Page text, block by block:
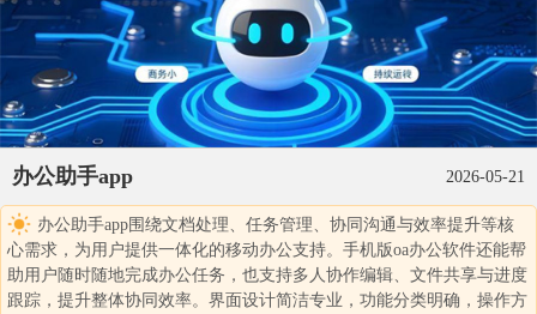
办公助手app 2026-05-21
办公助手app围绕文档处理、任务管理、协同沟通与效率提升等核
心需求，为用户提供一体化的移动办公支持。手机版oa办公软件还能帮
助用户随时随地完成办公任务，也支持多人协作编辑、文件共享与进度
跟踪，提升整体协同效率。界面设计简洁专业，功能分类明确，操作方